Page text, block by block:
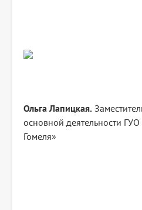
Ольга Лапицкая.
основной деятельности
Гомеля»